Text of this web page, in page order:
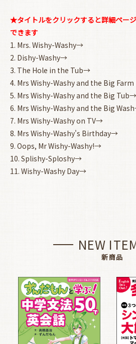
お買い物を続ける
★タイトルをクリックすると詳細ペー
できます
1. Mrs. Wishy-Washy→
2. Dishy-Washy→
3. The Hole in the Tub→
4. Mrs Wishy-Washy and the Big
5. Mrs Wishy-Washy and the Big Tub→
6. Mrs Wishy-Washy and the Big
7. Mrs Wishy-Washy on TV→
8. Mrs Wishy-Washy's Birthday→
9. Oops, Mr Wishy-Washy!→
10. Splishy-Sploshy→
11. Wishy-Washy Day→
NEW
新商品